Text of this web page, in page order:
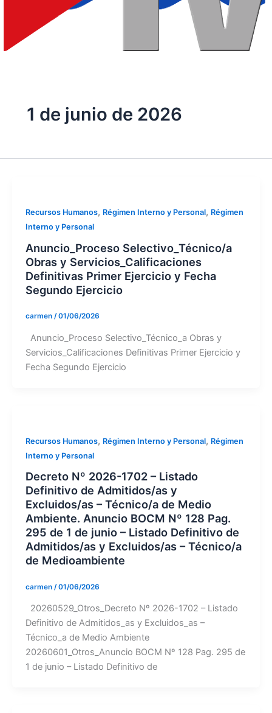
1 de junio de 2026
Recursos Humanos, Régimen Interno y Personal, Régimen
Interno y Personal
Anuncio_Proceso Selectivo_Técnico/a
Obras y Servicios_Calificaciones
Definitivas Primer Ejercicio y Fecha
Segundo Ejercicio
carmen /01/06/2026
Anuncio_Proceso Selectivo_Técnico_a Obras y
Servicios_Calificaciones Definitivas Primer Ejercicio y
Fecha Segundo Ejercicio
Recursos Humanos, Régimen Interno y Personal, Régimen
Interno y Personal
Decreto Nº 2026-1702 – Listado
Definitivo de Admitidos/as y
Excluidos/as – Técnico/a de Medio
Ambiente. Anuncio BOCM Nº 128 Pag.
295 de 1 de junio – Listado Definitivo de
Admitidos/as y Excluidos/as – Técnico/a
de Medioambiente
carmen /01/06/2026
20260529_Otros_Decreto Nº 2026-1702 – Listado
Definitivo de Admitidos_as y Excluidos_as –
Técnico_a de Medio Ambiente
20260601_Otros_Anuncio BOCM Nº 128 Pag. 295 de
1 de junio – Listado Definitivo de